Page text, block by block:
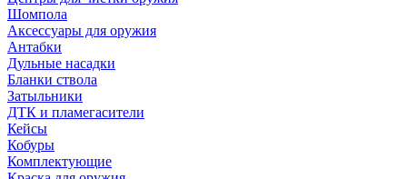
Шомпола
Аксессуары для оружия
Антабки
Дульные насадки
Бланки ствола
Затыльники
ДТК и пламегасители
Кейсы
Кобуры
Комплектующие